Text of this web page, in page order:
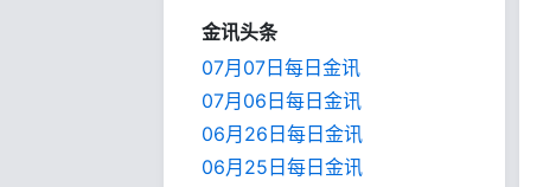
金讯头条
07月07日每日金讯
07月06日每日金讯
06月26日每日金讯
06月25日每日金讯